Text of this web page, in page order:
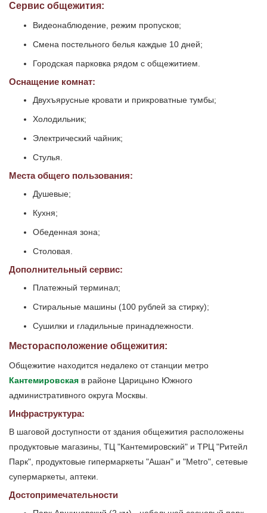
Сервис общежития:
Видеонаблюдение, режим пропусков;
Смена постельного белья каждые 10 дней;
Городская парковка рядом с общежитием.
Оснащение комнат:
Двухъярусные кровати и прикроватные тумбы;
Холодильник;
Электрический чайник;
Стулья.
Места общего пользования:
Душевые;
Кухня;
Обеденная зона;
Столовая.
Дополнительный сервис:
Платежный терминал;
Стиральные машины (100 рублей за стирку);
Сушилки и гладильные принадлежности.
Месторасположение общежития:
Общежитие находится недалеко от станции метро
Кантемировская в районе Царицыно Южного
административного округа Москвы.
Инфраструктура:
В шаговой доступности от здания общежития расположены
продуктовые магазины, ТЦ "Кантемировский" и ТРЦ "Ритейл
Парк", продуктовые гипермаркеты "Ашан" и "Metro", сетевые
супермаркеты, аптеки.
Достопримечательности